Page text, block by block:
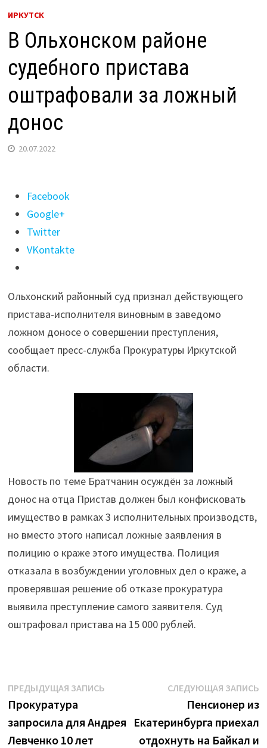
ИРКУТСК
В Ольхонском районе
судебного пристава
оштрафовали за ложный
донос
20.07.2022
Поделиться
"В
Ольхонском
районе
судебного
оштрафовали
за
ложный
донос"
Facebook
Google+
Twitter
VKontakte
Ольхонский районный суд признал действующего
пристава-исполнителя виновным в заведомо
ложном доносе о совершении преступления,
сообщает пресс-служба Прокуратуры Иркутской
области.
Новость по теме Братчанин осуждён за ложный
донос на отца Пристав должен был конфисковать
имущество в рамках 3 исполнительных производств,
но вместо этого написал ложные заявления в
полицию о краже этого имущества. Полиция
отказала в возбуждении уголовных дел о краже, а
проверявшая решение об отказе прокуратура
выявила преступление самого заявителя. Суд
оштрафовал пристава на 15 000 рублей.
Навигация
по
записям
ПРЕДЫДУЩАЯ ЗАПИСЬПредыдущая
Прокуратура
запросила для Андрея
Левченко 10 лет
СЛЕДУЮЩАЯ ЗАПИСЬ
Пенсионер из
Екатеринбурга приехал
отдохнуть на Байкал и